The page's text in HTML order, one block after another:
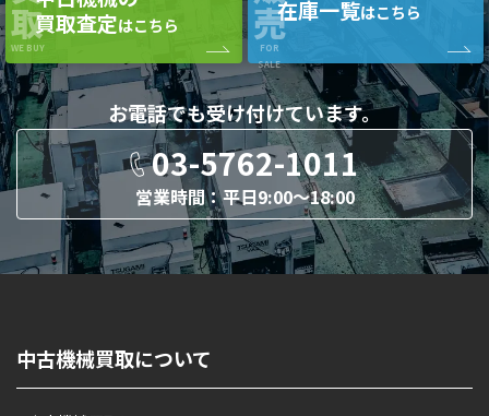
取
WE BUY
買取査定はこちら 売
FOR
SALE
在庫一覧はこちら
お電話でも受け付けています。
03-5762-1011
営業時間：平日9:00〜18:00
中古機械買取について